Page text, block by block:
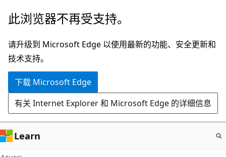
跳
主
要
内
此浏览器不再受支持。
请升级到 Microsoft Edge 以使用最新的功能、安全更新和
技术支持。
下载 Microsoft Edge
有关 Internet Explorer 和 Microsoft Edge 的详细信息
Learn